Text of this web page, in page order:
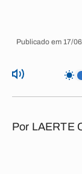
Publicado em 17/
Por LAERTE